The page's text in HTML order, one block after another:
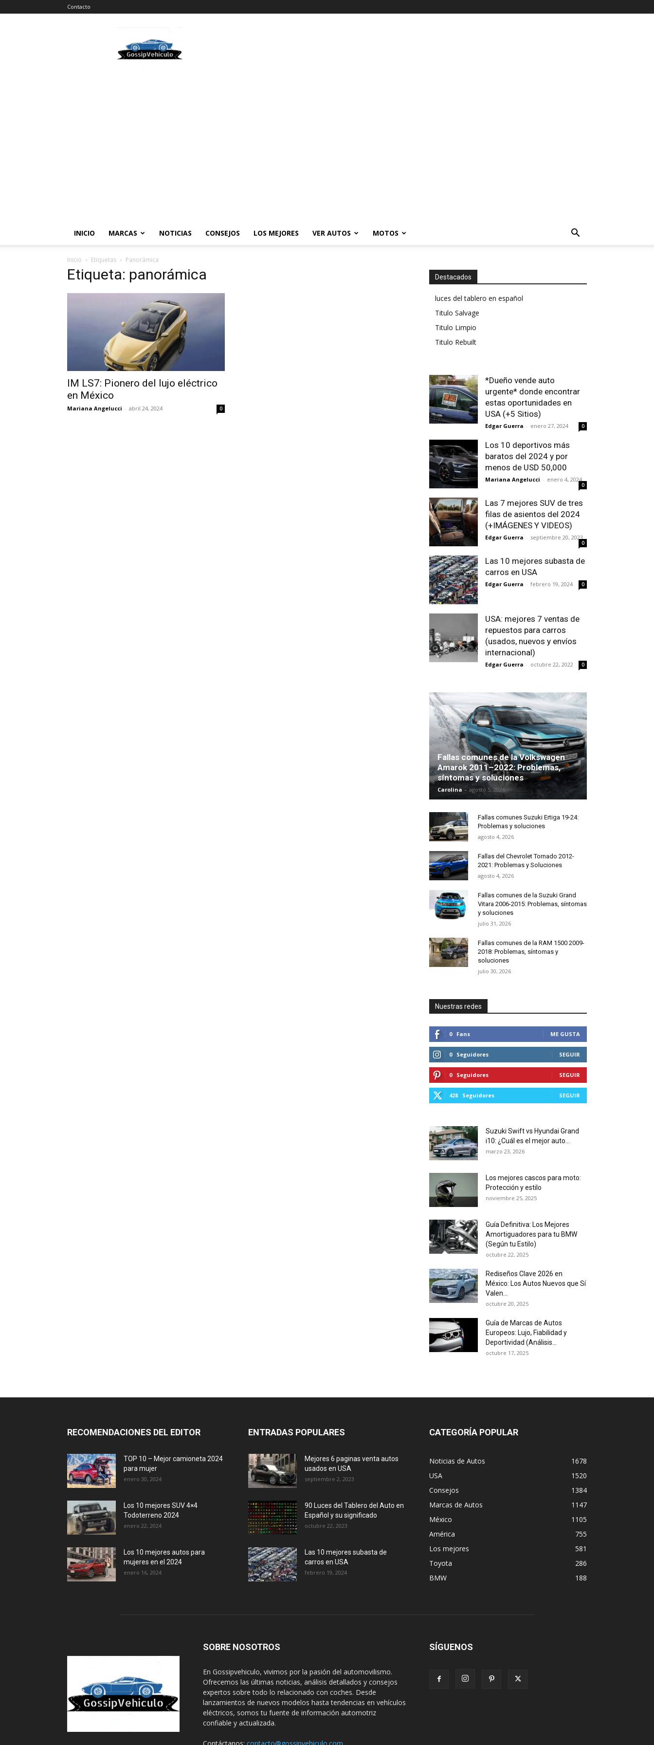
Contacto
Vehiculos
INICIO MARCAS NOTICIAS CONSEJOS LOS MEJORES VER AUTOS MOTOS
Inicio Etiquetas Panorámica
Etiqueta: panorámica
IM LS7: Pionero del lujo eléctrico
en México
Mariana Angelucci - abril 24, 2024 0
Destacados
luces del tablero en español
Titulo Salvage
Titulo Limpio
Titulo Rebuilt
*Dueño vende auto
urgente* donde encontrar
estas oportunidades en
USA (+5 Sitios)
Edgar Guerra - enero 27, 2024 0
Los 10 deportivos más
baratos del 2024 y por
menos de USD 50,000
Mariana Angelucci - enero 4, 2024
0
Las 7 mejores SUV de tres
filas de asientos del 2024
(+IMÁGENES Y VIDEOS)
Edgar Guerra - septiembre 20, 2023
0
Las 10 mejores subasta de
carros en USA
Edgar Guerra - febrero 19, 2024 0
USA: mejores 7 ventas de
repuestos para carros
(usados, nuevos y envíos
internacional)
Edgar Guerra - octubre 22, 2022 0
Fallas comunes de la Volkswagen
Amarok 2011–2022: Problemas,
síntomas y soluciones
Carolina - agosto 5, 2026
Fallas comunes Suzuki Ertiga 19-24:
Problemas y soluciones
agosto 4, 2026
Fallas del Chevrolet Tornado 2012-
2021: Problemas y Soluciones
agosto 4, 2026
Fallas comunes de la Suzuki Grand
Vitara 2006-2015: Problemas, síntomas
y soluciones
julio 31, 2026
Fallas comunes de la RAM 1500 2009-
2018: Problemas, síntomas y
soluciones
julio 30, 2026
Nuestras redes
0 Fans ME GUSTA
0 Seguidores SEGUIR
0 Seguidores SEGUIR
428 Seguidores SEGUIR
Suzuki Swift vs Hyundai Grand
i10: ¿Cuál es el mejor auto...
marzo 23, 2026
Los mejores cascos para moto:
Protección y estilo
noviembre 25, 2025
Guía Definitiva: Los Mejores
Amortiguadores para tu BMW
(Según tu Estilo)
octubre 22, 2025
Rediseños Clave 2026 en
México: Los Autos Nuevos que Sí
Valen...
octubre 20, 2025
Guía de Marcas de Autos
Europeos: Lujo, Fiabilidad y
Deportividad (Análisis...
octubre 17, 2025
RECOMENDACIONES DEL EDITOR
TOP 10 – Mejor camioneta 2024
para mujer
enero 30, 2024
Los 10 mejores SUV 4×4
Todoterreno 2024
enero 22, 2024
Los 10 mejores autos para
mujeres en el 2024
enero 16, 2024
ENTRADAS POPULARES
Mejores 6 paginas venta autos
usados en USA
septiembre 2, 2023
90 Luces del Tablero del Auto en
Español y su significado
octubre 22, 2023
Las 10 mejores subasta de
carros en USA
febrero 19, 2024
CATEGORÍA POPULAR
Noticias de Autos
1678
USA
1520
Consejos
1384
Marcas de Autos
1147
México
1105
América
755
Los mejores
581
Toyota
286
BMW
188
SOBRE NOSOTROS
En Gossipvehiculo, vivimos por la pasión del automovilismo.
Ofrecemos las últimas noticias, análisis detallados y consejos
expertos sobre todo lo relacionado con coches. Desde
lanzamientos de nuevos modelos hasta tendencias en vehículos
eléctricos, somos tu fuente de información automotriz
confiable y actualizada.
SÍGUENOS